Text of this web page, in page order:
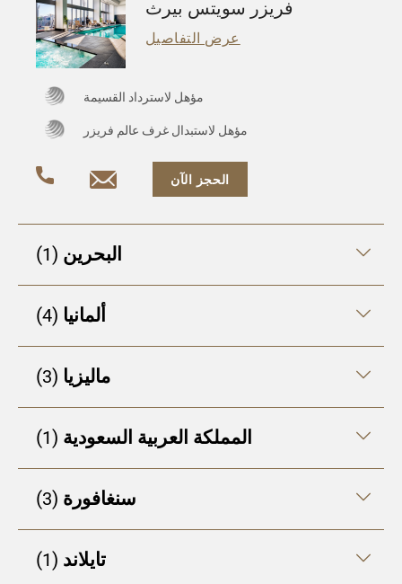
فريزر سويتس بيرث
عرض التفاصيل
مؤهل لاسترداد القسيمة
مؤهل لاستبدال غرف عالم فريزر
الحجز الآن
البحرين 1
ألمانيا 4
ماليزيا 3
المملكة العربية السعودية 1
سنغافورة 3
تايلاند 1